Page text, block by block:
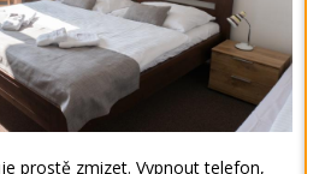
prostě zmizet. Vypnout telefon,